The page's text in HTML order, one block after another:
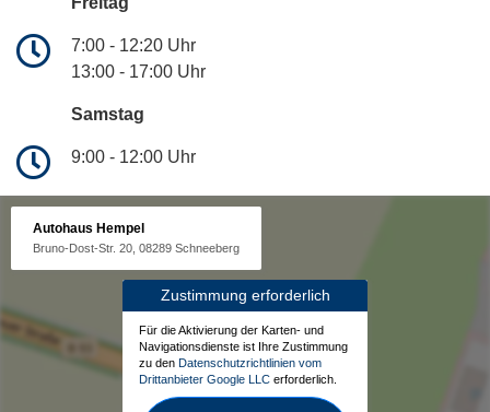
7:00 - 12:20 Uhr
13:00 - 17:00 Uhr
Samstag
9:00 - 12:00 Uhr
Autohaus Hempel
Bruno-Dost-Str. 20, 08289 Schneeberg
Zustimmung erforderlich
Für die Aktivierung der Karten- und
Navigationsdienste ist Ihre Zustimmung
zu den Datenschutzrichtlinien vom
Drittanbieter Google LLC erforderlich.